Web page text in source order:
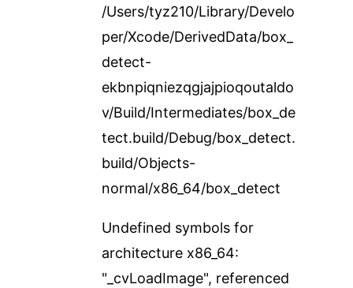
/Users/tyz210/Library/Develo
per/Xcode/DerivedData/box_
detect-
ekbnpiqniezqgjajpioqoutaldo
v/Build/Intermediates/box_de
tect.build/Debug/box_detect.
build/Objects-
normal/x86_64/box_detect
Undefined symbols for
architecture x86_64:
"_cvLoadImage", referenced